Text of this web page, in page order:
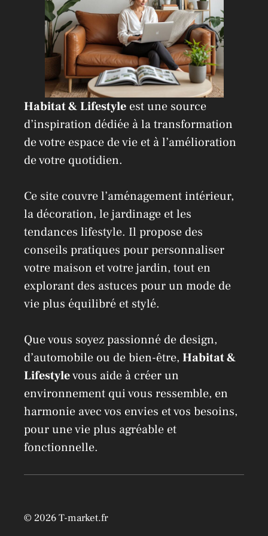
Habitat & Lifestyle est une source
d’inspiration dédiée à la transformation
de votre espace de vie et à l’amélioration
de votre quotidien.
Ce site couvre l’aménagement intérieur,
la décoration, le jardinage et les
tendances lifestyle. Il propose des
conseils pratiques pour personnaliser
votre maison et votre jardin, tout en
explorant des astuces pour un mode de
vie plus équilibré et stylé.
Que vous soyez passionné de design,
d’automobile ou de bien-être, Habitat &
Lifestylevous aide à créer un
environnement qui vous ressemble, en
harmonie avec vos envies et vos besoins,
pour une vie plus agréable et
fonctionnelle.
© 2026 T-market.fr